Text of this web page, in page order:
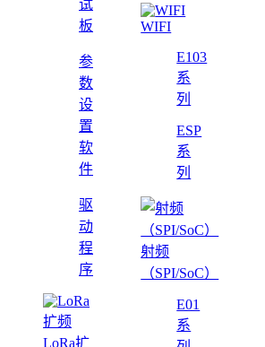
试
板
参
数
设
置
软
件
驱
动
程
序
LoRa扩
WIFI
E103
系
列
ESP
系
列
射频
（SPI/SoC）
E01
系